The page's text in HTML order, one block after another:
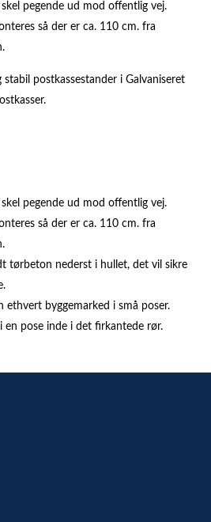
pegende ud mod offentlig vej.
så der er ca. 110 cm. fra
postkassestander i Galvaniseret
pegende ud mod offentlig vej.
så der er ca. 110 cm. fra
tørbeton nederst i hullet, det vil sikre
ethvert byggemarked i små poser.
en pose inde i det firkantede rør.